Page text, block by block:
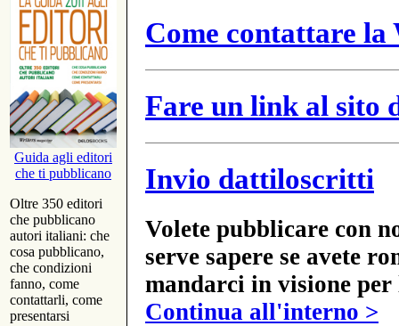
Guida agli editori
che ti pubblicano
Oltre 350 editori
che pubblicano
autori italiani: che
cosa pubblicano,
che condizioni
fanno, come
contattarli, come
presentarsi
Come contattare
Fare un link al sito
Invio dattiloscritti
Volete pubblicare con
serve sapere se avete
mandarci in visione
Continua all'interno >